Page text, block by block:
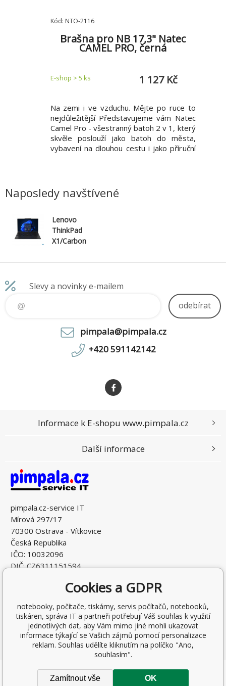
67,3 × 21 ×
Kód: NTO-2116
Brašna pro NB 17,3" Natec
CAMEL PRO, černá
E-shop > 5 ks 1 127 Kč
Na zemi i ve vzduchu. Mějte po ruce to
nejdůležitější Představujeme vám Natec
Camel Pro - všestranný batoh 2 v 1, který
skvěle poslouží jako batoh do města,
vybavení na dlouhou cestu i jako příruční
příslušenství nebo dokumenty,
Naposledy navštívené
Lenovo
ThinkPad
X1/Carbon
258V/14"/2880
TB/Arc
140V/W11P/Bl
Slevy a novinky e-mailem
odebírat
pimpala@pimpala.cz
+420 591142142
pimpala.cz-service IT
Mírová 297/17
70300 Ostrava - Vítkovice
Česká Republika
IČO: 10032096
DIČ: CZ6311151594
Informace k E-shopu www.pimpala.cz
Další informace
Copyright © 2026 Ing. Antonín Pohludka
Cookies a GDPR
notebooky, počítače, tiskárny, servis počítačů, notebooků,
tiskáren, správa IT a partneři potřebují Váš souhlas k využití
jednotlivých dat, aby Vám mimo jiné mohli ukazovat
informace týkající se Vašich zájmů pomocí personalizace
reklam. Souhlas udělíte kliknutím na políčko "Ano,
souhlasím".
Zamítnout vše OK